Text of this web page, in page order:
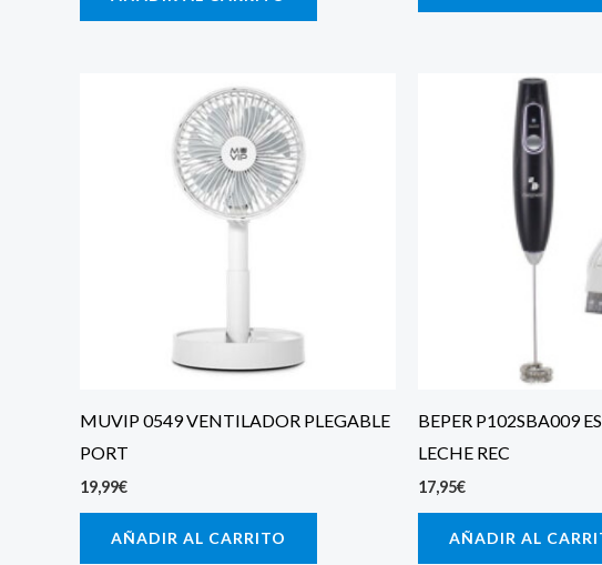
MUVIP 0549 VENTILADOR PLEGABLE
PORT
19,99€
AÑADIR AL CARRITO
BEPER P102SBA009
LECHE REC
17,95€
AÑADIR AL